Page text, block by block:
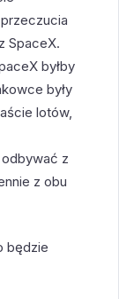
SpaceX.
byłby
były
lotów,
z
z obu
będzie